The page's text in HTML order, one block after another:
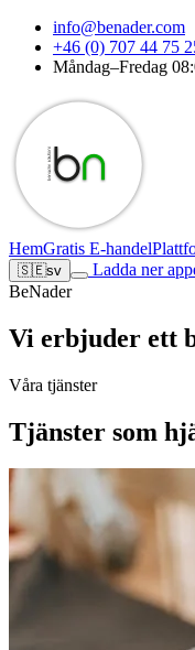
info@benader.com
+46 (0) 707 44 75
Måndag–Fredag
HemGratis E-handel
🇸🇪sv Ladda ner
BeNader
Vi erbjuder ett
Våra tjänster
Tjänster som